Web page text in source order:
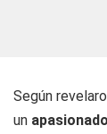
Según
un